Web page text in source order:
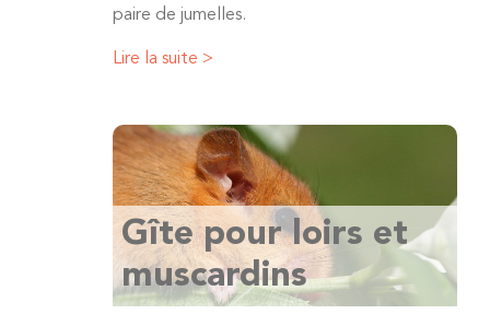
paire de jumelles.
Lire la suite >
Gîte pour loirs et
muscardins